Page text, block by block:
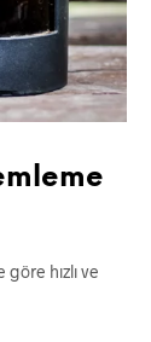
hızlı ve